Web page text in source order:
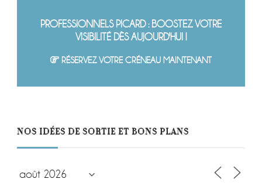
PROFESSIONNELS PICARD : BOOSTEZ VOTRE
VISIBILITÉ DÈS AUJOURD'HUI !
RÉSERVEZ VOTRE CRÉNEAU MAINTENANT
NOS IDÉES DE SORTIE ET BONS PLANS